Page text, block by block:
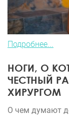
Подробнее...
НОГИ, О
ЧЕСТНЫЙ
ХИРУРГОМ
О чем думают